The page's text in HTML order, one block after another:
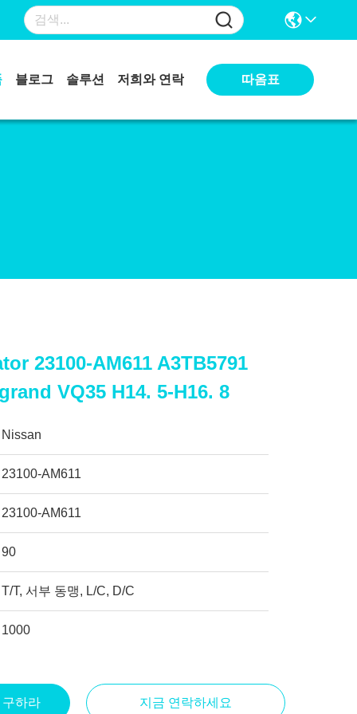
블로그 솔루션 저희와 연락 따옴표
23100-AM611 A3TB5791
VQ35 H14. 5-H16. 8
Nissan
23100-AM611
23100-AM611
90
T/T, 서부 동맹, L/C, D/C
1000
하라 지금 연락하세요